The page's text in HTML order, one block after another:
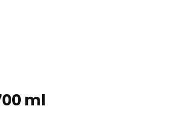
ml